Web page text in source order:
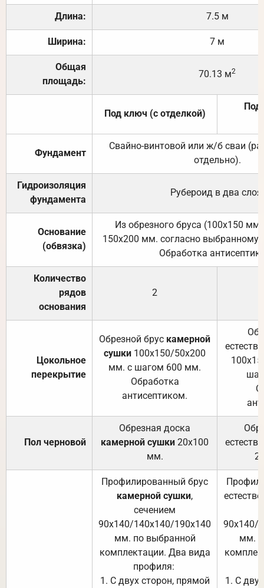
Длина: 7.5 м
Ширина: 7 м
Общая
площадь:
70.13 м2
Под ключ (с отделкой)
Под
Фундамент
Свайно-винтовой или ж/б сваи
отдельно).
Гидроизоляция
фундамента
Рубероид в два слоя.
Основание
(обвязка)
Из обрезного бруса (100х150
150х200 мм. согласно выбранному
Обработка
Количество
рядов
основания
2
Цокольное
перекрытие
Обрезной брус камерной
сушки 100х150/50х200
мм. с шагом 600 мм.
Обработка
антисептиком.
Пол черновой
Обрезная доска
камерной сушки 20х100
мм.
Профилированный брус
камерной сушки,
сечением
90х140/140х140/190х140
мм. по выбранной
комплектации. Два вида
профиля:
1. С двух сторон, прямой
90х140/
мм.
1. С